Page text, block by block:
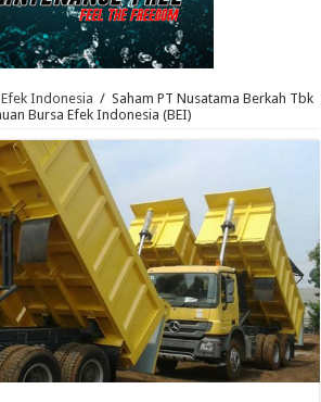
Indonesia / Saham PT Nusatama Berkah Tbk
Bursa Efek Indonesia (BEI)